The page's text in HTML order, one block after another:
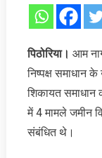
पिठोरिया। आम
निष्पक्ष समाधान
शिकायत समाधान
में 4 मामले जमीन
संबंधित थे।